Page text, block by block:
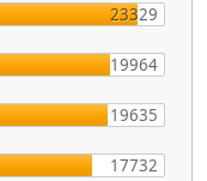
23329
19964
19635
17732